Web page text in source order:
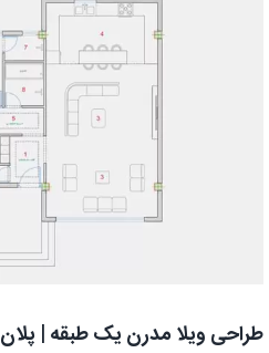
طراحی ویلا مدرن یک‌ طبقه | پلان ۱۰۰ متری بهینه